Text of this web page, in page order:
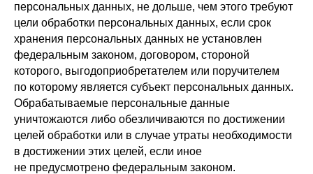
персональных данных, не дольше, чем этого требуют
цели обработки персональных данных, если срок
хранения персональных данных не установлен
федеральным законом, договором, стороной
которого, выгодоприобретателем или поручителем
по которому является субъект персональных данных.
Обрабатываемые персональные данные
уничтожаются либо обезличиваются по достижении
целей обработки или в случае утраты необходимости
в достижении этих целей, если иное
не предусмотрено федеральным законом.